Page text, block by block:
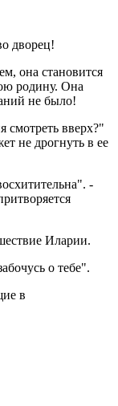
дворец!
она становится
родину. Она
не было!
смотреть вверх?"
не дрогнуть в ее
-
Иларии.
о тебе".
в